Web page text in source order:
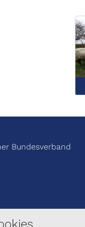
Bundesverband